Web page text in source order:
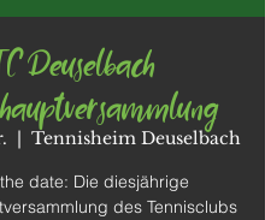
Deuselbach
  |
Tennisheim Deuselbach
date: Die diesjährige
des Tennisclubs